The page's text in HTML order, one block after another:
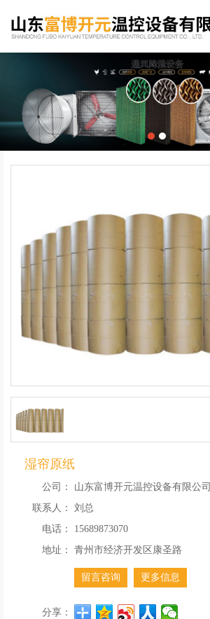
湿帘原纸
公司：
山东富博开元温控设备有限公司
联系人：
刘总
电话：
15689873070
地址：
青州市经济开发区康圣路
留言咨询 更多信息
分享：